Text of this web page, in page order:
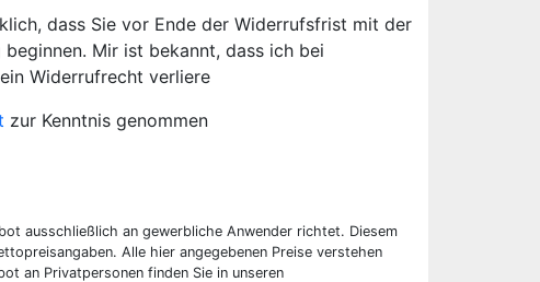
dass Sie vor Ende der Widerrufsfrist mit der
Mir ist bekannt, dass ich bei
Widerrufrecht verliere
zur Kenntnis genommen
ausschließlich an gewerbliche Anwender richtet. Diesem
Alle hier angegebenen Preise verstehen
an Privatpersonen finden Sie in unseren